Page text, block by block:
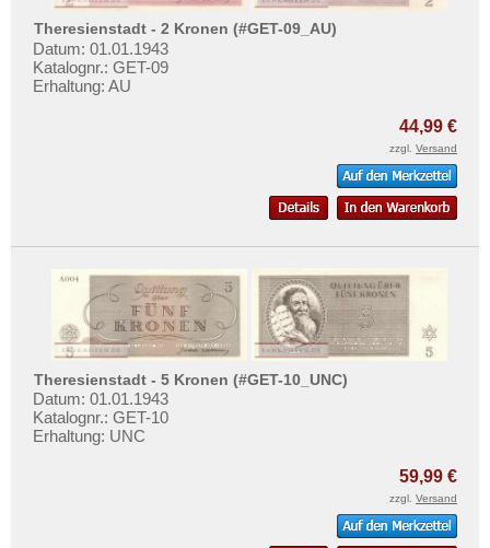
Testbanknoten
Banknotenbriefe
Kataloge
Informationen
Preislisten
Ankauf
Erhaltungsgrade
Gratisbanknoten
FAQ
Theresienstadt - 2 Kronen (#GET-09_AU)
Datum: 01.01.1943
Katalognr.: GET-09
Erhaltung: AU
44,99 €
zzgl. Versand
Theresienstadt - 5 Kronen (#GET-10_UNC)
Datum: 01.01.1943
Katalognr.: GET-10
Erhaltung: UNC
59,99 €
zzgl. Versand